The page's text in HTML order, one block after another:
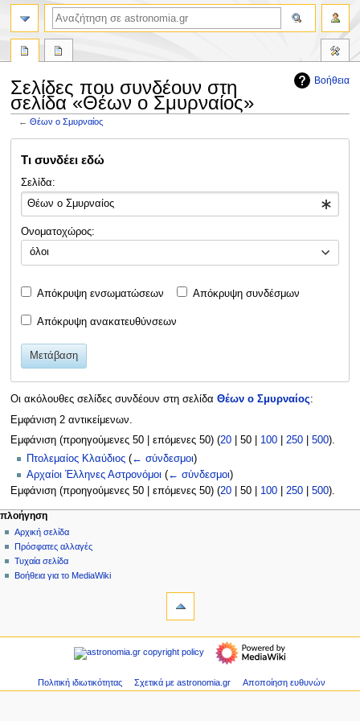
Βοήθεια
Σελίδες που συνδέουν στη
σελίδα «Θέων ο Σμυρναίος»
←Θέων ο Σμυρναίος
στην
στηνΤι συνδέει εδώ
Σελίδα:
Ονοματοχώρος:
όλοι
Απόκρυψη ενσωματώσεων Απόκρυψη συνδέσμων
Απόκρυψη ανακατευθύνσεων
Μετάβαση
Οι ακόλουθες σελίδες συνδέουν στη σελίδα Θέων ο Σμυρναίος:
Εμφάνιση 2 αντικείμενων.
Εμφάνιση (προηγούμενες 50| επόμενες 50) (20| 50| 100| 250| 500).
Πτολεμαίος Κλαύδιος (← σύνδεσμοι)
Αρχαίοι Έλληνες Αστρονόμοι (← σύνδεσμοι)
Εμφάνιση (προηγούμενες 50| επόμενες 50) (20| 50| 100| 250| 500).
Μ
ε
ν
ο
ο
η
ενέργειες σελίδας
σελίδα
συζήτηση
ανάγνωση
προβολή
προσωπικά εργαλεία
δημιουργία
λογαριασμού
σύνδεση
πλοήγηση
Αρχική σελίδα
Πρόσφατες αλλαγές
Τυχαία σελίδα
Βοήθεια για το MediaWiki
αναζήτηση
πλοήγηση
Πρόσφατες
αλλαγές
Πολιτική ιδιωτικότητας Σχετικά με astronomia.gr Αποποίηση ευθυνών